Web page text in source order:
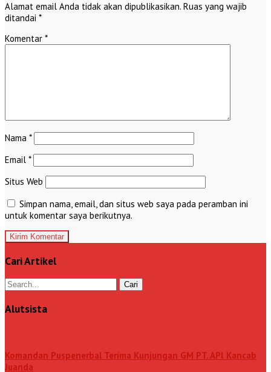
Alamat email Anda tidak akan dipublikasikan. Ruas yang wajib
ditandai *
Komentar *
Nama *
Email *
Situs Web
Simpan nama, email, dan situs web saya pada peramban ini
untuk komentar saya berikutnya.
Cari Artikel
Alutsista
Komandan Puspenerbal Terima Kunjungan GM PT. APl Kancab
Juanda